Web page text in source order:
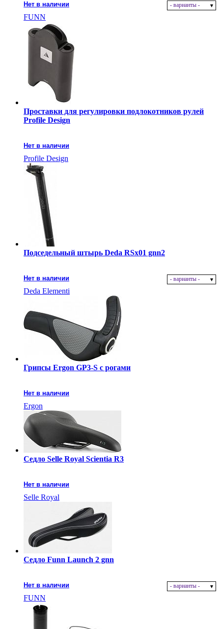
Нет в наличии - варианты -
FUNN
Проставки для регулировки подлокотников рулей
Profile Design
Нет в наличии
Profile Design
Подседельный штырь Deda RSx01 gnn2
Нет в наличии - варианты -
Deda Elementi
Грипсы Ergon GP3-S с рогами
Нет в наличии
Ergon
Седло Selle Royal Scientia R3
Нет в наличии
Selle Royal
Седло Funn Launch 2 gnn
Нет в наличии - варианты -
FUNN